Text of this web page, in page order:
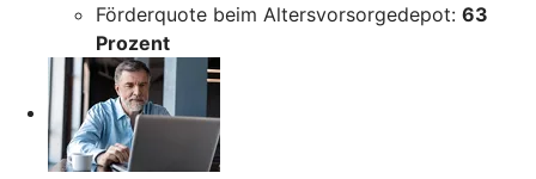
Förderquote beim Altersvorsorgedepot: 63
Prozent